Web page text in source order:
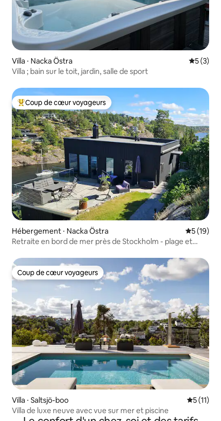
Villa ⋅ Nacka Östra
5 (3)
Villa ; bain sur le toit, jardin, salle de sport
Coups de cœur voyageurs les plus appréciés
Coup de cœur voyageurs
Hébergement ⋅ Nacka Östra
5 (19)
Retraite en bord de mer près de Stockholm - plage et
Coup de cœur voyageurs
Coup de cœur voyageurs
Villa ⋅ Saltsjö-boo
5 (11)
Villa de luxe neuve avec vue sur mer et piscine